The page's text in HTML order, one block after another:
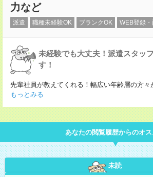
力など
派遣 職種未経験OK ブランクOK WEB登録
未経験でも大丈夫！派遣スタッ
す！
先輩社員が教えてくれる！幅広い年齢層の方々
もっとみる
あなたの閲覧履歴からのオス
未読